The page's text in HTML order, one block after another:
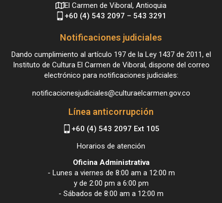
El Carmen de Viboral, Antioquia
+60 (4) 543 2097 – 543 3291
Notificaciones judiciales
Dando cumplimiento al artículo 197 de la Ley 1437 de 2011, el
Instituto de Cultura El Carmen de Viboral, dispone del correo
electrónico para notificaciones judiciales:
notificacionesjudiciales@culturaelcarmen.gov.co
Línea anticorrupción
+60 (4) 543 2097 Ext 105
Horarios de atención
Oficina Administrativa
- Lunes a viernes de 8:00 am a 12:00 m
y de 2:00 pm a 6:00 pm
- Sábados de 8:00 am a 12:00 m